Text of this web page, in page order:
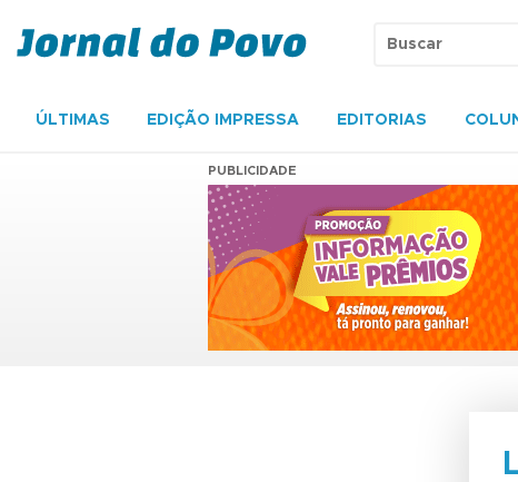
ÚLTIMAS EDIÇÃO IMPRESSA EDITORIAS
PUBLICIDADE